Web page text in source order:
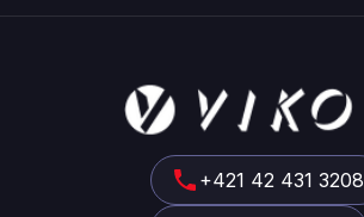
+421 42 431 3208